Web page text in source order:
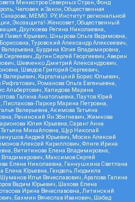
Министров Северных Стран, Фонд
Человек и Закон, Общественная
МЕМО. РУ, Институт региональной
Экозащита!-Женсовет, Общественный
Дзугкоева Регина Николаевна,
Павел Юрьевич, Шнырова Ольга Вадимовна,
Туровский Александр Алексеевич,
Бурдина Юлия Владимировна,
Дугин Сергей Георгиевич, Аверин
Шевченко Дмитрий Александрович,
Шведов Григорий Сергеевич,
Каргалицкий Борис Юльевич,
Романова Ольга Евгеньевна,
Альбертович, Халидова Марина
Галина Анатольевна, Паутов Юрий
Пислакова-Паркер Марина Петровна,
Валерьевна, Акимова Татьяна
Рачинский Ян Збигневич, Жемкова
Юлия Юрьевна, Саранг Анна
Татьяна Михайловна, Щур Николай
Андрей Юрьевич, Мосин Алексей
Алексей Кириллович, Флиге Ирина
Вититинова Елена Владимировна,
Владимирович, Максимов Сергей
Елена Николаевна, Ганнушкина Светлана
Елена Юрьевна, Гендель Людмила
Илья Вячеславович, Арапова Галина
Вадим Юрьевич, Шахова Елена
Ирина Вячеславовна, Литинский
Бахмин Вячеслав Иванович, Шабад